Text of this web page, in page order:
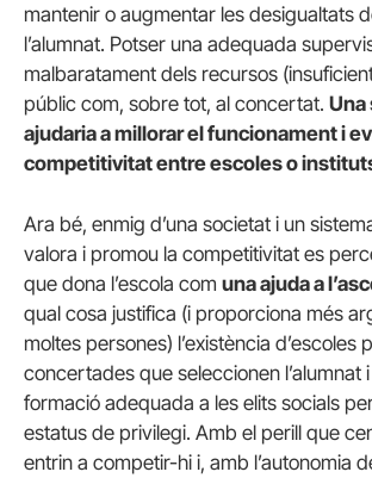
mantenir o augmentar les desigualtats
l’alumnat. Potser una adequada
malbaratament dels recursos
públic com, sobre tot, al concertat. Una
ajudaria a millorar el funcionament i
competitivitat entre escoles o
Ara bé, enmig d’una societat i un
valora i promou la competitivitat es
que dona l’escola com una ajuda a
qual cosa justifica (i proporciona més
moltes persones) l’existència d’escoles
concertades que seleccionen l’alumnat
formació adequada a les elits socials
estatus de privilegi. Amb el perill que
entrin a competir-hi i, amb l’autonomia